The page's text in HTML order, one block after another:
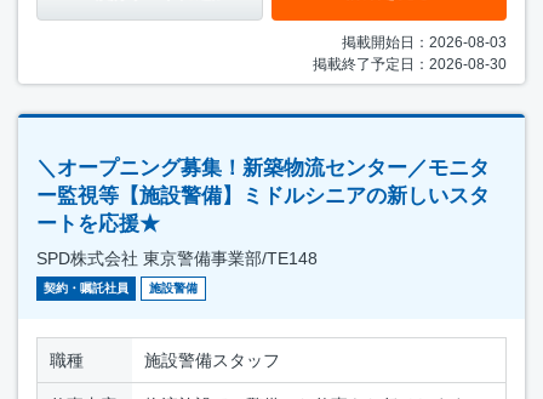
掲載開始日：2026-08-03
掲載終了予定日：2026-08-30
＼オープニング募集！新築物流センター／モニタ
ー監視等【施設警備】ミドルシニアの新しいスタ
ートを応援★
SPD株式会社 東京警備事業部/TE148
契約・嘱託社員 施設警備
職種 施設警備スタッフ